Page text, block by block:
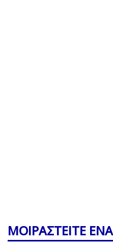
ΜΟΙΡΑΣΤΕΙΤΕ